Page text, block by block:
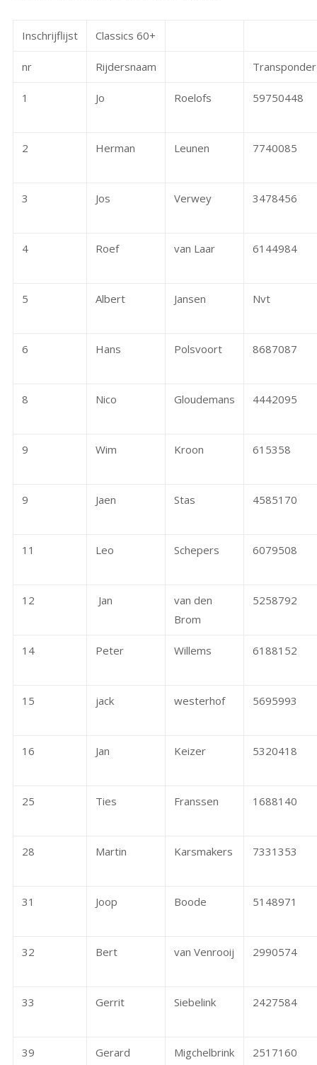
Inschrijflijst Classics 60+
nr Rijdersnaam Transponder
1 Jo Roelofs 59750448
2 Herman Leunen 7740085
3 Jos Verwey 3478456
4 Roef van Laar 6144984
5 Albert Jansen Nvt
6 Hans Polsvoort 8687087
8 Nico Gloudemans 4442095
9 Wim Kroon 615358
9 Jaen Stas 4585170
11 Leo Schepers 6079508
12 Jan
van den
Brom
5258792
14 Peter Willems 6188152
15 jack westerhof 5695993
16 Jan Keizer 5320418
25 Ties Franssen 1688140
28 Martin Karsmakers 7331353
31 Joop Boode 5148971
32 Bert van Venrooij 2990574
33 Gerrit Siebelink 2427584
39 Gerard Migchelbrink 2517160